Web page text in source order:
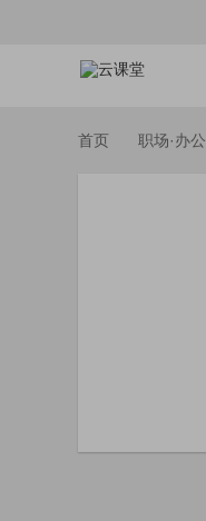
首页 职场·办公